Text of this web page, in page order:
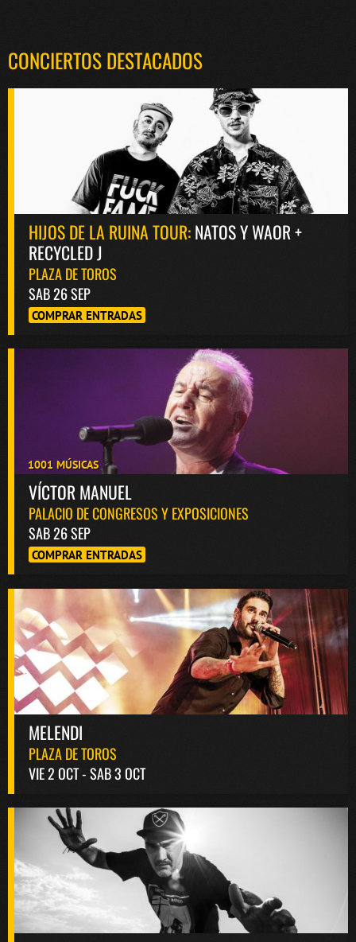
CONCIERTOS DESTACADOS
HIJOS DE LA RUINA TOUR:NATOS Y WAOR +
RECYCLED J
PLAZA DE TOROS
SAB 26 SEP
COMPRAR ENTRADAS
1001 MÚSICAS
VÍCTOR MANUEL
PALACIO DE CONGRESOS Y EXPOSICIONES
SAB 26 SEP
COMPRAR ENTRADAS
MELENDI
PLAZA DE TOROS
VIE 2 OCT - SAB 3 OCT